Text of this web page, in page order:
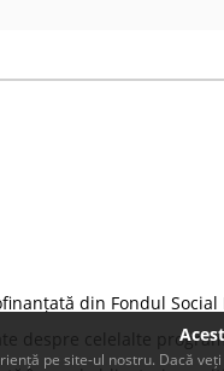
din Fondul
despre celelalte
pe site-ul nostru. Dacă